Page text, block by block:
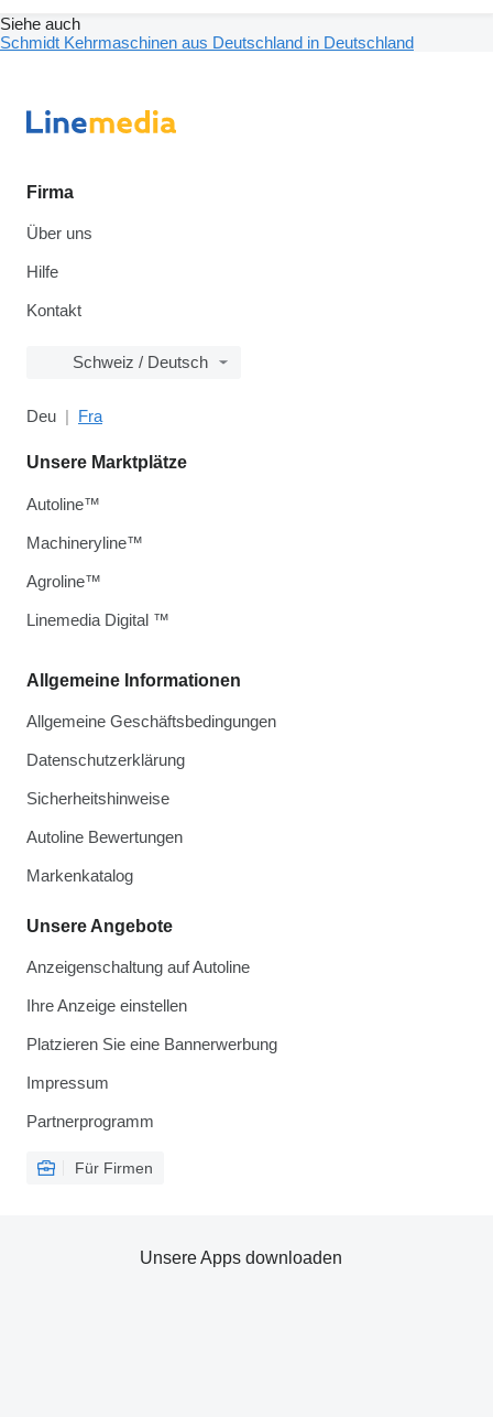
Siehe auch
Schmidt Kehrmaschinen aus Deutschland in Deutschland
Firma
Über uns
Hilfe
Kontakt
Schweiz / Deutsch
Deu Fra
Allgemeine Informationen
Allgemeine Geschäftsbedingungen
Datenschutzerklärung
Sicherheitshinweise
Autoline Bewertungen
Markenkatalog
Unsere Angebote
Anzeigenschaltung auf Autoline
Ihre Anzeige einstellen
Platzieren Sie eine Bannerwerbung
Impressum
Partnerprogramm
Für Firmen
Unsere Marktplätze
Autoline™
Machineryline™
Agroline™
Linemedia Digital ™
Unsere Apps downloaden